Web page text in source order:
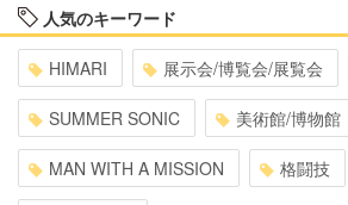
人気のキーワード
HIMARI 展示会/博覧会/展覧会
SUMMER SONIC 美術館/博物館
MAN WITH A MISSION 格闘技